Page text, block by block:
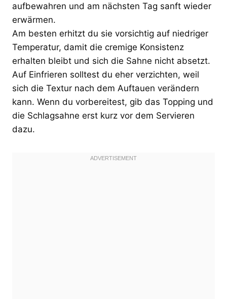
aufbewahren und am nächsten Tag sanft wieder
erwärmen.
Am besten erhitzt du sie vorsichtig auf niedriger
Temperatur, damit die cremige Konsistenz
erhalten bleibt und sich die Sahne nicht absetzt.
Auf Einfrieren solltest du eher verzichten, weil
sich die Textur nach dem Auftauen verändern
kann. Wenn du vorbereitest, gib das Topping und
die Schlagsahne erst kurz vor dem Servieren
dazu.